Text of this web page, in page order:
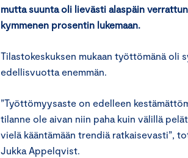
mutta suunta oli lievästi alaspäin
kymmenen prosentin lukemaan.
Tilastokeskuksen mukaan työttömänä oli
edellisvuotta enemmän.
”Työttömyysaste on edelleen
tilanne ole aivan niin paha kuin välillä
vielä kääntämään trendiä ratkaisevasti”,
Jukka Appelqvist.